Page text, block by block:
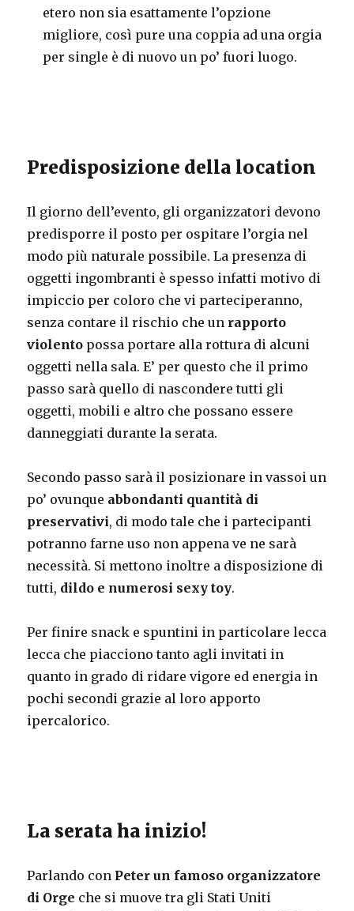
etero non sia esattamente l’opzione
migliore, così pure una coppia ad una orgia
per single è di nuovo un po’ fuori luogo.
Predisposizione della location
Il giorno dell’evento, gli organizzatori devono
predisporre il posto per ospitare l’orgia nel
modo più naturale possibile. La presenza di
oggetti ingombranti è spesso infatti motivo di
impiccio per coloro che vi parteciperanno,
senza contare il rischio che un rapporto
violento possa portare alla rottura di alcuni
oggetti nella sala. E’ per questo che il primo
passo sarà quello di nascondere tutti gli
oggetti, mobili e altro che possano essere
danneggiati durante la serata.
Secondo passo sarà il posizionare in vassoi un
po’ ovunque abbondanti quantità di
preservativi, di modo tale che i partecipanti
potranno farne uso non appena ve ne sarà
necessità. Si mettono inoltre a disposizione di
tutti, dildo e numerosi sexy toy.
Per finire snack e spuntini in particolare lecca
lecca che piacciono tanto agli invitati in
quanto in grado di ridare vigore ed energia in
pochi secondi grazie al loro apporto
ipercalorico.
La serata ha inizio!
Parlando con Peter un famoso organizzatore
di Orge che si muove tra gli Stati Uniti